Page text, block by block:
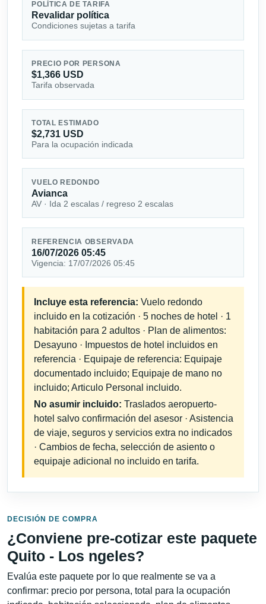
POLÍTICA DE TARIFA
Revalidar política
Condiciones sujetas a tarifa
PRECIO POR PERSONA
$1,366 USD
Tarifa observada
TOTAL ESTIMADO
$2,731 USD
Para la ocupación indicada
VUELO REDONDO
Avianca
AV · Ida 2 escalas / regreso 2 escalas
REFERENCIA OBSERVADA
16/07/2026 05:45
Vigencia: 17/07/2026 05:45
Incluye esta referencia: Vuelo redondo
incluido en la cotización · 5 noches de hotel · 1
habitación para 2 adultos · Plan de alimentos:
Desayuno · Impuestos de hotel incluidos en
referencia · Equipaje de referencia: Equipaje
documentado incluido; Equipaje de mano no
incluido; Articulo Personal incluido.
No asumir incluido: Traslados aeropuerto-
hotel salvo confirmación del asesor · Asistencia
de viaje, seguros y servicios extra no indicados
· Cambios de fecha, selección de asiento o
equipaje adicional no incluido en tarifa.
DECISIÓN DE COMPRA
¿Conviene pre-cotizar este paquete
Quito - Los ngeles?
Evalúa este paquete por lo que realmente se va a
confirmar: precio por persona, total para la ocupación